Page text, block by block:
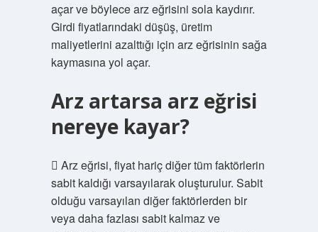
açar ve böylece arz eğrisini sola kaydırır.
Girdi fiyatlarındaki düşüş, üretim
maliyetlerini azalttığı için arz eğrisinin sağa
kaymasına yol açar.
Arz artarsa arz eğrisi
nereye kayar?
 Arz eğrisi, fiyat hariç diğer tüm faktörlerin
sabit kaldığı varsayılarak oluşturulur. Sabit
olduğu varsayılan diğer faktörlerden bir
veya daha fazlası sabit kalmaz ve